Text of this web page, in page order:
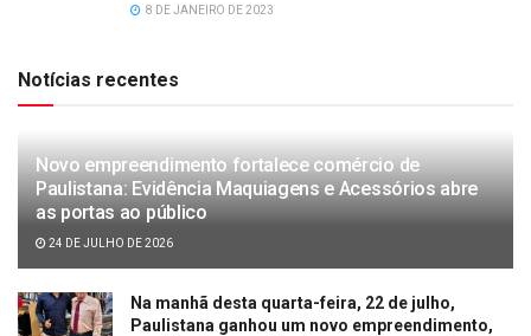
8 DE JANEIRO DE 2023
Notícias recentes
Novo empreendimento fortalece comércio de
Paulistana: Evidência Maquiagens e Acessórios abre
as portas ao público
24 DE JULHO DE 2026
Na manhã desta quarta-feira, 22 de julho,
Paulistana ganhou um novo empreendimento,